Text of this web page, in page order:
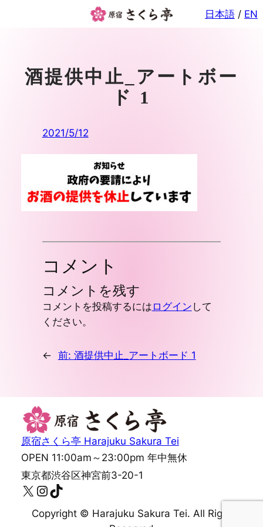
日本語 / EN
酒提供中止_アートボー
ド 1
2021/5/12
コメント
コメントを残す
コメントを投稿するには ログイン して
ください。
← 前: 酒提供中止_アートボード 1
原宿さくら亭 Harajuku Sakura Tei
OPEN 11:00am～23:00pm 年中無休
東京都渋谷区神宮前3-20-1
X InstagramTikTok
Copyright ©︎ Harajuku Sakura Tei. All Right